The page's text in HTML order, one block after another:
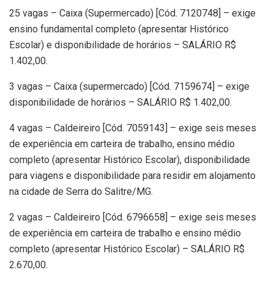
25 vagas – Caixa (Supermercado) [Cód. 7120748] – exige
ensino fundamental completo (apresentar Histórico
Escolar) e disponibilidade de horários – SALÁRIO R$
1.402,00.
3 vagas – Caixa (supermercado) [Cód. 7159674] – exige
disponibilidade de horários – SALÁRIO R$ 1.402,00.
4 vagas – Caldeireiro [Cód. 7059143] – exige seis meses
de experiência em carteira de trabalho, ensino médio
completo (apresentar Histórico Escolar), disponibilidade
para viagens e disponibilidade para residir em alojamento
na cidade de Serra do Salitre/MG.
2 vagas – Caldeireiro [Cód. 6796658] – exige seis meses
de experiência em carteira de trabalho e ensino médio
completo (apresentar Histórico Escolar) – SALÁRIO R$
2.670,00.